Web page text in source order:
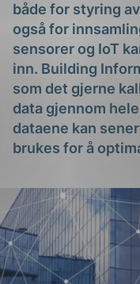
både for styring
også for
sensorer og IoT
inn. Building
som det gjerne
data gjennom
dataene kan
brukes for å